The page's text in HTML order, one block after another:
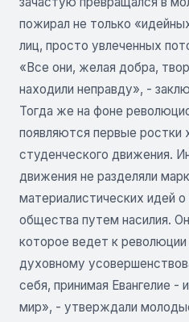
пожирал не только
лиц, просто увлеченных
«Все они, желая добра,
находили неправду», -
Тогда же на фоне
появляются первые ростки
студенческого движения.
движения не разделяли
материалистических идей о
общества путем насилия.
которое ведет к
духовному
себя, принимая Евангелие -
мир», - утверждали